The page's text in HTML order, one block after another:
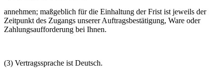
annehmen; maßgeblich für die Einhaltung der Frist ist jeweils der
Zeitpunkt des Zugangs unserer Auftragsbestätigung, Ware oder
Zahlungsaufforderung bei Ihnen.
(3) Vertragssprache ist Deutsch.